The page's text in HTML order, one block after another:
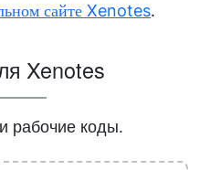
сайте Xenotes.
Xenotes
рабочие коды.